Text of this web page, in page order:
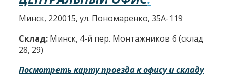
Минск, 220015, ул. Пономаренко, 35А-119
Склад: Минск, 4-й пер. Монтажников 6 (склад
28, 29)
Посмотреть карту проезда к офису и складу